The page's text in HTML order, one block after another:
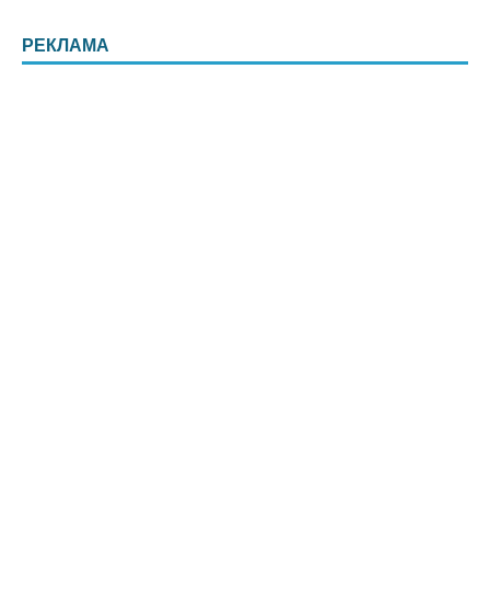
РЕКЛАМА